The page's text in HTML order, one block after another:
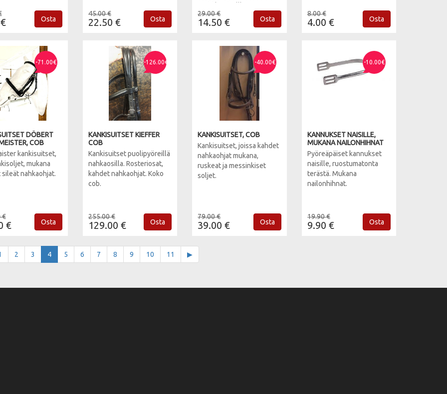
Osta
45.00 €
22.50 € Osta
cm. Väri musta.
29.00 €
14.50 € Osta
8.00 €
4.00 € Osta
-71.00€
DÖBERT
COB
kankisuitset,
mukana
sileät nahkaohjat.
€
€ Osta
-126.00€
KANKISUITSET KIEFFER
COB
Kankisuitset puolipyöreillä
nahkaosilla. Rosteriosat,
kahdet nahkaohjat. Koko
cob.
255.00 €
129.00 € Osta
-40.00€
KANKISUITSET, COB
Kankisuitset, joissa kahdet
nahkaohjat mukana,
ruskeat ja messinkiset
soljet.
79.00 €
39.00 € Osta
-10.00€
KANNUKSET NAISILLE,
MUKANA NAILONHIHNAT
Pyöreäpäiset kannukset
naisille, ruostumatonta
terästä. Mukana
nailonhihnat.
19.90 €
9.90 € Osta
2 3 4 5 6 7 8 9 10 11 ▶